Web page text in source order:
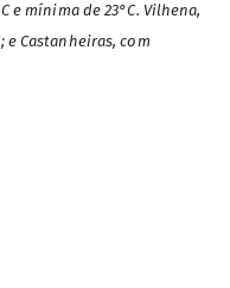
e mínima de 23°C. Vilhena,
e Castanheiras, com